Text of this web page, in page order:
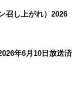
召し上がれ）2026
年6月10日放送済